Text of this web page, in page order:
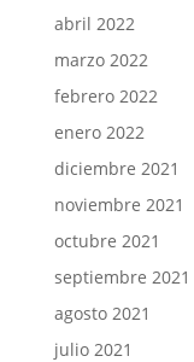
abril 2022
marzo 2022
febrero 2022
enero 2022
diciembre 2021
noviembre 2021
octubre 2021
septiembre 2021
agosto 2021
julio 2021